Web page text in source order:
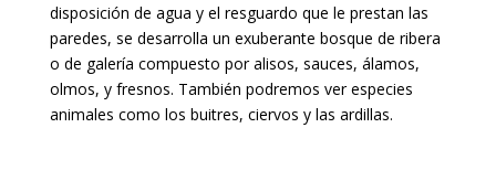
disposición de agua y el resguardo que le prestan las
paredes, se desarrolla un exuberante bosque de ribera
o de galería compuesto por alisos, sauces, álamos,
olmos, y fresnos. También podremos ver especies
animales como los buitres, ciervos y las ardillas.